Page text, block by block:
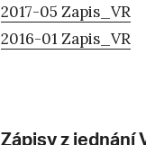
2017-05 Zapis_VR
2016-01 Zapis_VR